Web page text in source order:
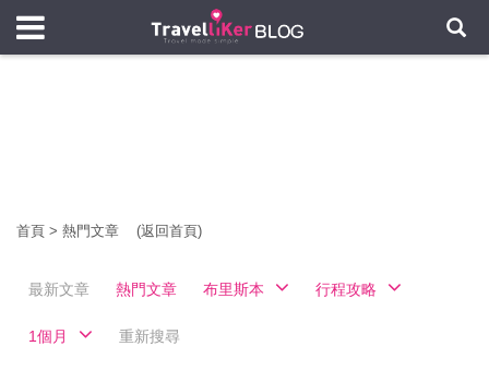
首頁 > 熱門文章 (返回首頁)
最新文章 熱門文章 布里斯本 行程攻略
1個月 重新搜尋